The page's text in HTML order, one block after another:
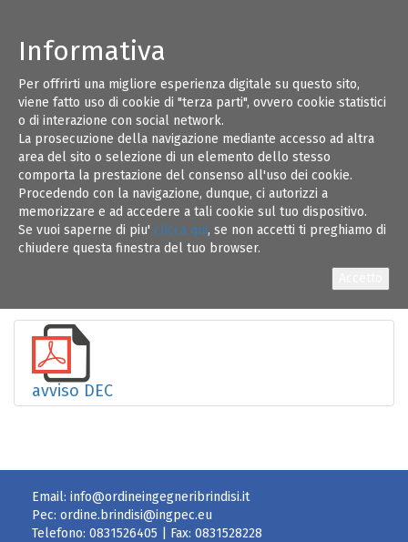
Informativa
Per offrirti una migliore esperienza digitale su questo sito,
viene fatto uso di cookie di "terza parti", ovvero cookie statistici
o di interazione con social network.
La prosecuzione della navigazione mediante accesso ad altra
area del sito o selezione di un elemento dello stesso
comporta la prestazione del consenso all'uso dei cookie.
Procedendo con la navigazione, dunque, ci autorizzi a
memorizzare e ad accedere a tali cookie sul tuo dispositivo.
Se vuoi saperne di piu' clicca qui, se non accetti ti preghiamo di
chiudere questa finestra del tuo browser.
01
LUG 19
Comune di Fasano - pubblicazione avviso
pubblico per manifestazione di interesse (vedi
allegati)
074007.REGISTRO UFFICIALE.2019.0029169
avviso DEC
Email: info@ordineingegneribrindisi.it
Pec: ordine.brindisi@ingpec.eu
Telefono: 0831526405 | Fax: 0831528228